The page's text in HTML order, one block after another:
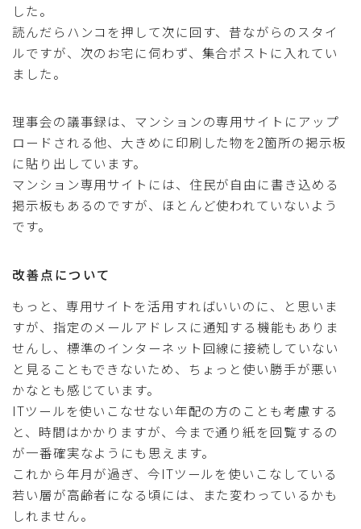
した。
読んだらハンコを押して次に回す、昔ながらのスタイ
ルですが、次のお宅に伺わず、集合ポストに入れてい
ました。
理事会の議事録は、マンションの専用サイトにアップ
ロードされる他、大きめに印刷した物を2箇所の掲示板
に貼り出しています。
マンション専用サイトには、住民が自由に書き込める
掲示板もあるのですが、ほとんど使われていないよう
です。
改善点について
もっと、専用サイトを活用すればいいのに、と思いま
すが、指定のメールアドレスに通知する機能もありま
せんし、標準のインターネット回線に接続していない
と見ることもできないため、ちょっと使い勝手が悪い
かなとも感じています。
ITツールを使いこなせない年配の方のことも考慮する
と、時間はかかりますが、今まで通り紙を回覧するの
が一番確実なようにも思えます。
これから年月が過ぎ、今ITツールを使いこなしている
若い層が高齢者になる頃には、また変わっているかも
しれません。